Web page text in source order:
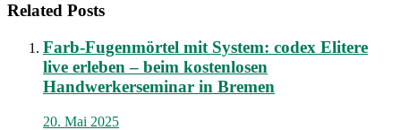
Related Posts
Farb-Fugenmörtel mit System: codex Elitere
live erleben – beim kostenlosen
Handwerkerseminar in Bremen
20. Mai 2025